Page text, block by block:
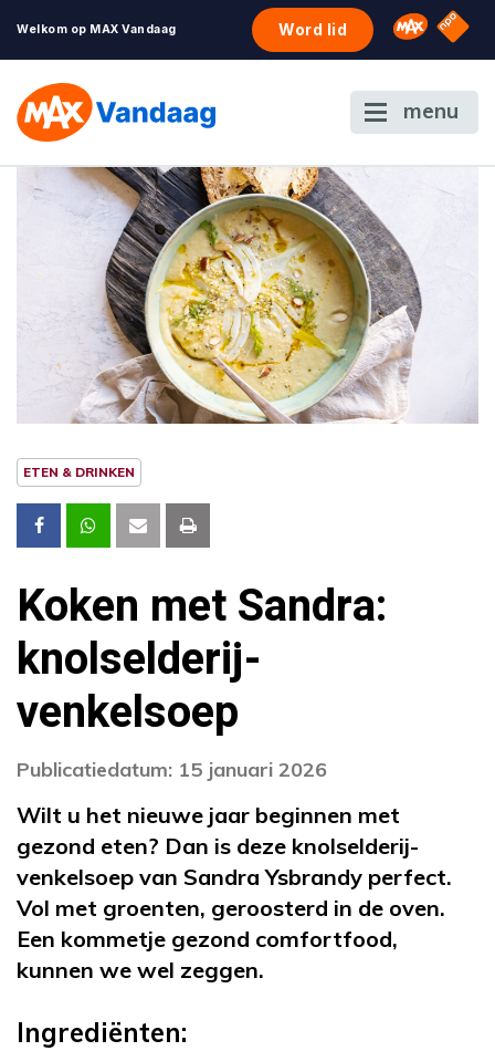
Welkom op MAX Vandaag Word lid Omroep
NPO
menu
ETEN & DRINKEN
Koken met Sandra:
knolselderij-
venkelsoep
Publicatiedatum: 15 januari 2026
Wilt u het nieuwe jaar beginnen met
gezond eten? Dan is deze knolselderij-
venkelsoep van Sandra Ysbrandy perfect.
Vol met groenten, geroosterd in de oven.
Een kommetje gezond comfortfood,
kunnen we wel zeggen.
Ingrediënten: